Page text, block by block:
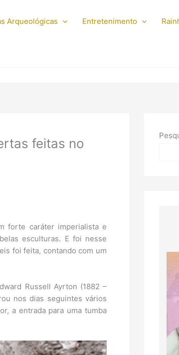
Arqueológicas Entretenimento
feitas no
forte caráter imperialista e
esculturas. E foi nesse
foi feita, contando com um
Russell Ayrton (1882 –
nos dias seguintes vários
a entrada para uma tumba